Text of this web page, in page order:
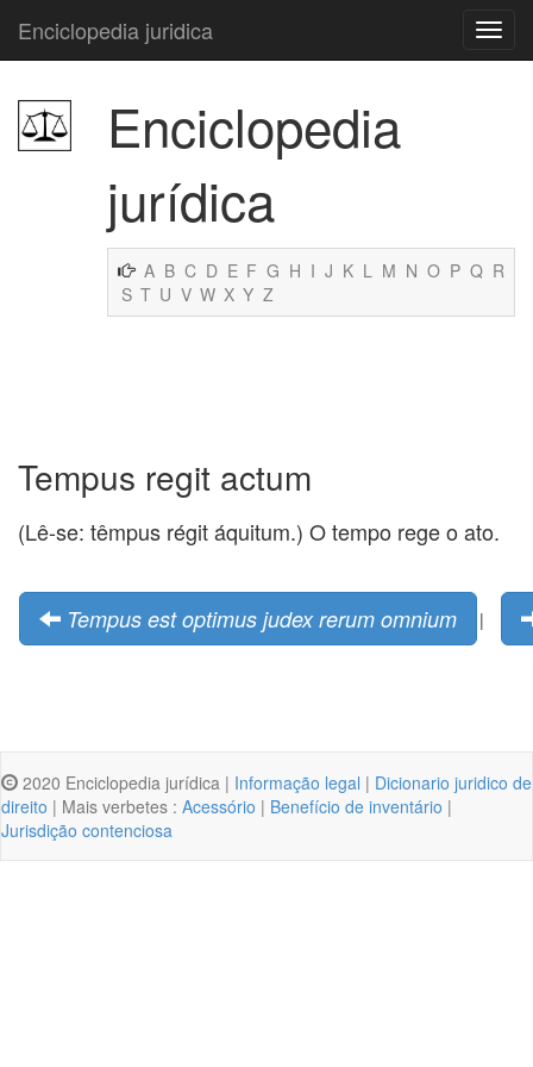
Enciclopedia juridica
Enciclopedia
jurídica
A B C D E F G H I J K L M N O P Q R
S T U V W X Y Z
Tempus regit actum
(Lê-se: têmpus régit áquitum.) O tempo rege o ato.
Tempus est optimus judex rerum omnium |
2020 Enciclopedia jurídica | Informação legal | Dicionario juridico de
direito | Mais verbetes : Acessório | Benefício de inventário |
Jurisdição contenciosa